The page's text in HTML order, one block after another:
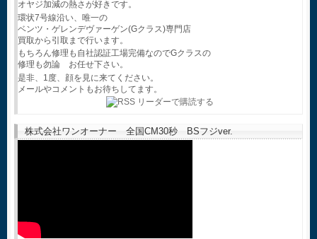
オヤジ加減の熱さが好きです。
環状7号線沿い、唯一の
ベンツ・ゲレンデヴァーゲン(Gクラス)専門店
買取から引取まで行います。
もちろん修理も自社認証工場完備なのでGクラスの
修理も勿論 お任せ下さい。
是非、1度、顔を見に来てください。
メールやコメントもお待ちしてます。
株式会社ワンオーナー 全国CM30秒 BSフジver.